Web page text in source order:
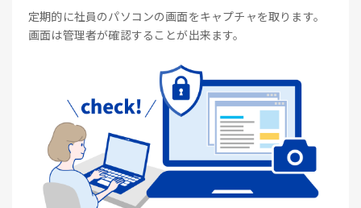
定期的に社員のパソコンの画面をキャプチャを取ります。
画面は管理者が確認することが出来ます。